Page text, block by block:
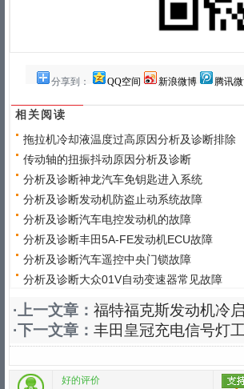
分享到： QQ空间 新浪微博 腾讯
相关阅读
拖拉机冷却液温度过高原因分析及诊断排除
传动轴的扭振抖动原因分析及诊断
分析及诊断神龙汽车免钥匙进入系统
分析及诊断发动机防盗止动系统故障
分析及诊断汽车电控发动机的故障
分析及诊断丰田5A-FE发动机ECU故障
分析及诊断汽车遥控中央门锁故障
分析及诊断大众01V自动变速器常见故障
·上一文章： 福特福克斯发动机冷
·下一文章： 丰田皇冠充电信号灯
好的评价